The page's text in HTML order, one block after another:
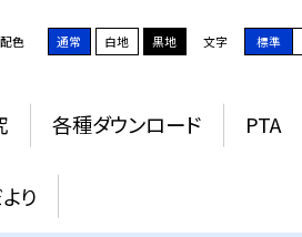
配色 通常 白地 黒地 文字 標準
各種ダウンロード PTA
り